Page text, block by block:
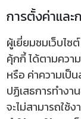
การตั้งค่าและ
ผู้เยี่ยมชมเว็บไซ
คุ้กกี้ ได้ตามควา
หรือ ค่าความเป็
ปฏิเสธการทำง
จะไม่สามารถใช้